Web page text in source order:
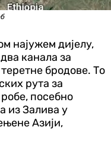
најужем дијелу,
канала за
бродове. То
рута за
посебно
из Залива у
Азији,